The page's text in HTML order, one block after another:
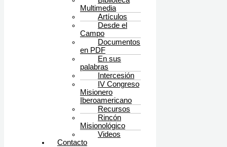
Multimedia
Artículos
Desde el
Campo
Documentos
en PDF
En sus
palabras
Intercesión
IV Congreso
Misionero
Iberoamericano
Recursos
Rincón
Misionológico
Videos
Contacto